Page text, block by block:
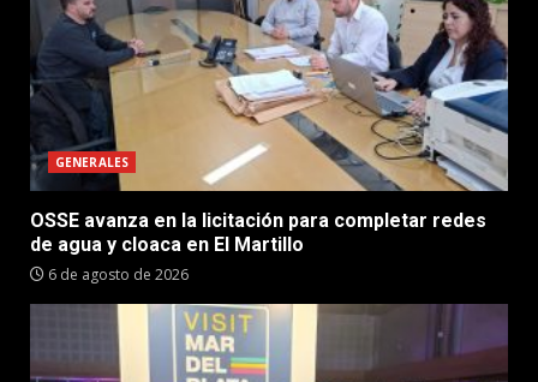
GENERALES
OSSE avanza en la licitación para completar redes
de agua y cloaca en El Martillo
6 de agosto de 2026